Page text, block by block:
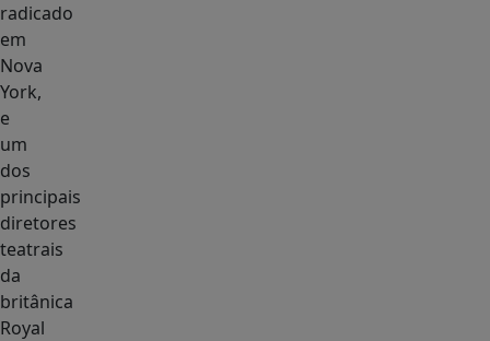
radicado
em
Nova
York,
e
um
dos
principais
diretores
teatrais
da
britânica
Royal